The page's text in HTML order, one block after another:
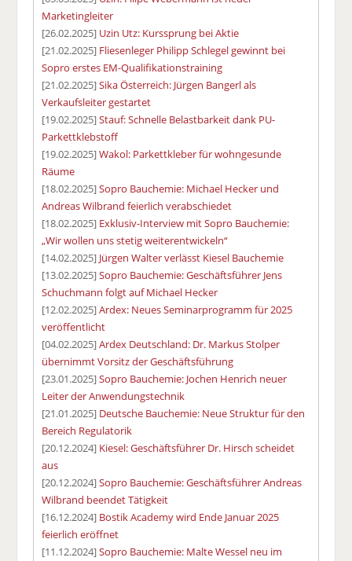
Marketingleiter
[26.02.2025] Uzin Utz: Kurssprung bei Aktie
[21.02.2025] Fliesenleger Philipp Schlegel gewinnt bei
Sopro erstes EM-Qualifikationstraining
[21.02.2025]Sika Österreich: Jürgen Bangerl als
Verkaufsleiter gestartet
[19.02.2025]Stauf: Schnelle Belastbarkeit dank PU-
Parkettklebstoff
[19.02.2025]Wakol: Parkettkleber für wohngesunde
Räume
[18.02.2025]Sopro Bauchemie: Michael Hecker und
Andreas Wilbrand feierlich verabschiedet
[18.02.2025] Exklusiv-Interview mit Sopro Bauchemie:
„Wir wollen uns stetig weiterentwickeln“
[14.02.2025] Jürgen Walter verlässt Kiesel Bauchemie
[13.02.2025]Sopro Bauchemie: Geschäftsführer Jens
Schuchmann folgt auf Michael Hecker
[12.02.2025]Ardex: Neues Seminarprogramm für 2025
veröffentlicht
[04.02.2025]Ardex Deutschland: Dr. Markus Stolper
übernimmt Vorsitz der Geschäftsführung
[23.01.2025]Sopro Bauchemie: Jochen Henrich neuer
Leiter der Anwendungstechnik
[21.01.2025] Deutsche Bauchemie: Neue Struktur für den
Bereich Regulatorik
[20.12.2024] Kiesel: Geschäftsführer Dr. Hirsch scheidet
aus
[20.12.2024]Sopro Bauchemie: Geschäftsführer Andreas
Wilbrand beendet Tätigkeit
[16.12.2024] Bostik Academy wird Ende Januar 2025
feierlich eröffnet
[11.12.2024]Sopro Bauchemie: Malte Wessel neu im